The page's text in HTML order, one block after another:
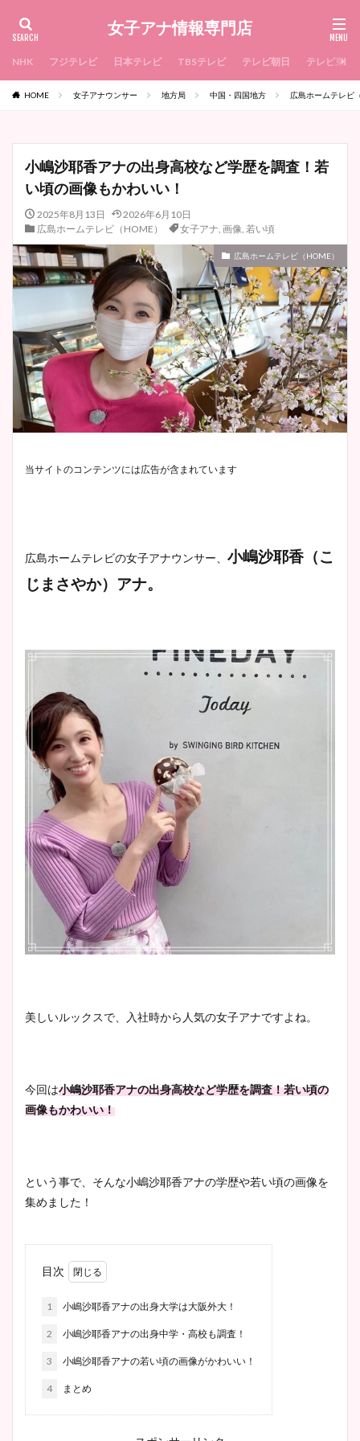
女子アナ情報専門店
NHK フジテレビ 日本テレビ TBSテレビ テレビ朝日 テレビ東京
HOME 女子アナウンサー 地方局 中国・四国地方 広島ホームテレビ
小嶋沙耶香アナの出身高校など学歴を調査！若
い頃の画像もかわいい！
2025年8月13日
2026年6月10日
広島ホームテレビ（HOME）
女子アナ, 画像, 若い頃
広島ホームテレビ（HOME）
当サイトのコンテンツには広告が含まれています
広島ホームテレビの女子アナウンサー、 小嶋沙耶香（こ
じまさやか）アナ。
美しいルックスで、入社時から人気の女子アナですよね。
今回は小嶋沙耶香アナの出身高校など学歴を調査！若い頃の
画像もかわいい！
という事で、そんな小嶋沙耶香アナの学歴や若い頃の画像を
集めました！
目次
1 小嶋沙耶香アナの出身大学は大阪外大！
2 小嶋沙耶香アナの出身中学・高校も調査！
3 小嶋沙耶香アナの若い頃の画像がかわいい！
4 まとめ